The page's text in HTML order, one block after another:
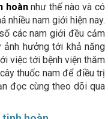
hoàn như thế nào và có
nhiều nam giới hiện nay.
các nam giới đều cảm
hưởng tới khả năng
việc tới bệnh viện thăm
thuốc nam để điều trị
đọc cùng theo dõi qua